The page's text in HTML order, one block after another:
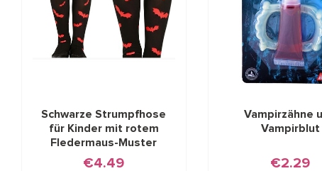
Schwarze Strumpfhose
für Kinder mit rotem
Fledermaus-Muster
€4.49
Vampirzähne
Vampirblut
€2.29